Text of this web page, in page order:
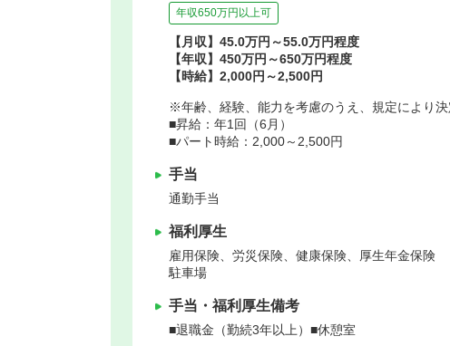
年収650万円以上可
【月収】45.0万円～55.0万円程度
【年収】450万円～650万円程度
【時給】2,000円～2,500円
※年齢、経験、能力を考慮のうえ、規定により決
■昇給：年1回（6月）
■パート時給：2,000～2,500円
手当
通勤手当
福利厚生
雇用保険、労災保険、健康保険、厚生年金保険
駐車場
手当・福利厚生備考
■退職金（勤続3年以上）■休憩室